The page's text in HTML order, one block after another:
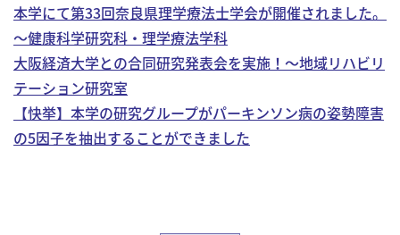
本学にて第33回奈良県理学療法士学会が開催されました。
～健康科学研究科・理学療法学科
大阪経済大学との合同研究発表会を実施！～地域リハビリ
テーション研究室
【快挙】本学の研究グループがパーキンソン病の姿勢障害
の5因子を抽出することができました